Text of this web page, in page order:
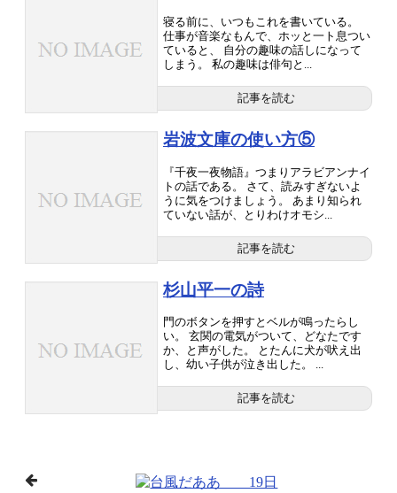
寝る前に、いつもこれを書いている。
仕事が音楽なもんで、ホッと一ト息つい
ていると、 自分の趣味の話しになって
しまう。 私の趣味は俳句と...
記事を読む
岩波文庫の使い方⑤
『千夜一夜物語』つまりアラビアンナイ
トの話である。 さて、読みすぎないよ
うに気をつけましょう。 あまり知られ
ていない話が、とりわけオモシ...
記事を読む
杉山平一の詩
門のボタンを押すとベルが鳴ったらし
い。 玄関の電気がついて、どなたです
か、と声がした。 とたんに犬が吠え出
し、幼い子供が泣き出した。 ...
記事を読む